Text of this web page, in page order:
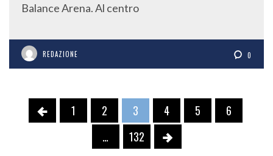
Balance Arena. Al centro
REDAZIONE 0
1 2 3 4 5
6
…
132